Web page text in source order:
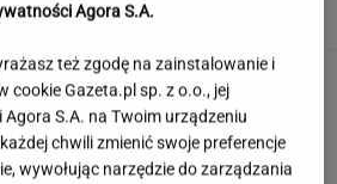
PROMOCYJNY
"Wymieniłam mojego byłego na
milionera". Tak wciągają
Agora S.A.
też zgodę na zainstalowanie i
cookie Gazeta.pl sp. z o.o., jej
S.A. na Twoim urządzeniu
chwili zmienić swoje preferencje
wywołując narzędzie do zarządzania